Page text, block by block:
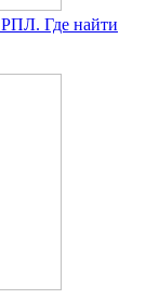
РПЛ. Где найти